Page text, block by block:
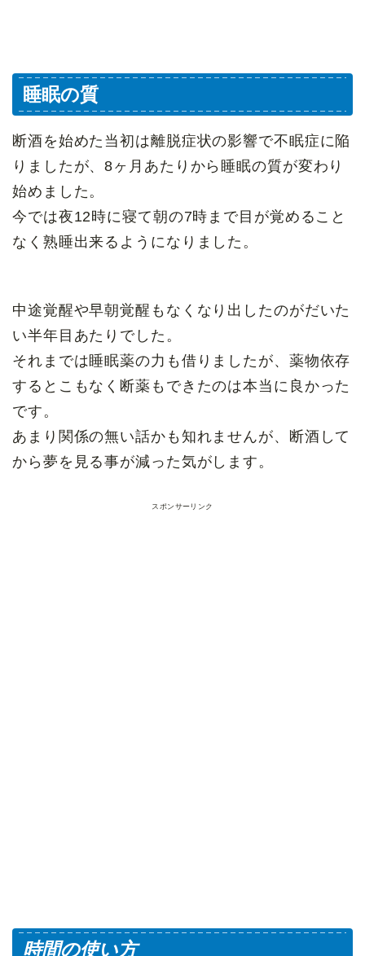
睡眠の質
断酒を始めた当初は離脱症状の影響で不眠症に陥
りましたが、8ヶ月あたりから睡眠の質が変わり
始めました。
今では夜12時に寝て朝の7時まで目が覚めること
なく熟睡出来るようになりました。
中途覚醒や早朝覚醒もなくなり出したのがだいた
い半年目あたりでした。
それまでは睡眠薬の力も借りましたが、薬物依存
するとこもなく断薬もできたのは本当に良かった
です。
あまり関係の無い話かも知れませんが、断酒して
から夢を見る事が減った気がします。
スポンサーリンク
時間の使い方